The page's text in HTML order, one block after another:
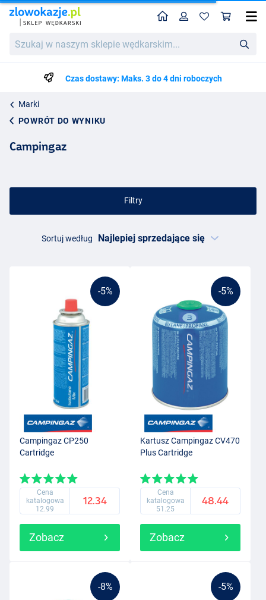
w
wędkarskim...
HomeProfil
Czas dostawy: Maks. 3 do 4 dni roboczych
Marki
POWRÓT DO WYNIKU
Campingaz
Filtry
Sortuj według
-5%
Campingaz CP250
Cartridge
Cena
katalogowa
12.99
12.34
Zobacz
-5%
Kartusz Campingaz CV470
Plus Cartridge
Cena
katalogowa
51.25
48.44
Zobacz
-8% -5%